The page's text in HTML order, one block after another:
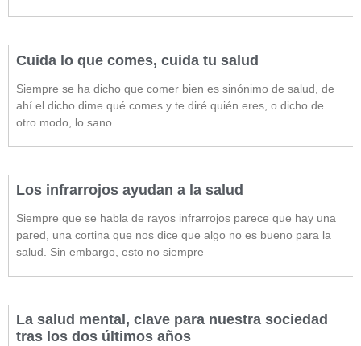
Cuida lo que comes, cuida tu salud
Siempre se ha dicho que comer bien es sinónimo de salud, de
ahí el dicho dime qué comes y te diré quién eres, o dicho de
otro modo, lo sano
Los infrarrojos ayudan a la salud
Siempre que se habla de rayos infrarrojos parece que hay una
pared, una cortina que nos dice que algo no es bueno para la
salud. Sin embargo, esto no siempre
La salud mental, clave para nuestra sociedad
tras los dos últimos años